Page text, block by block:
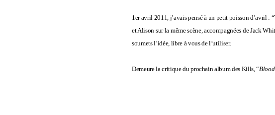
1er avril 2011, j’avais pensé à un petit poisson d’avril :
et Alison sur la même scène, accompagnées de Jack
soumets l’idée, libre à vous de l’utiliser.
Demeure la critique du prochain album des Kills, “Blood